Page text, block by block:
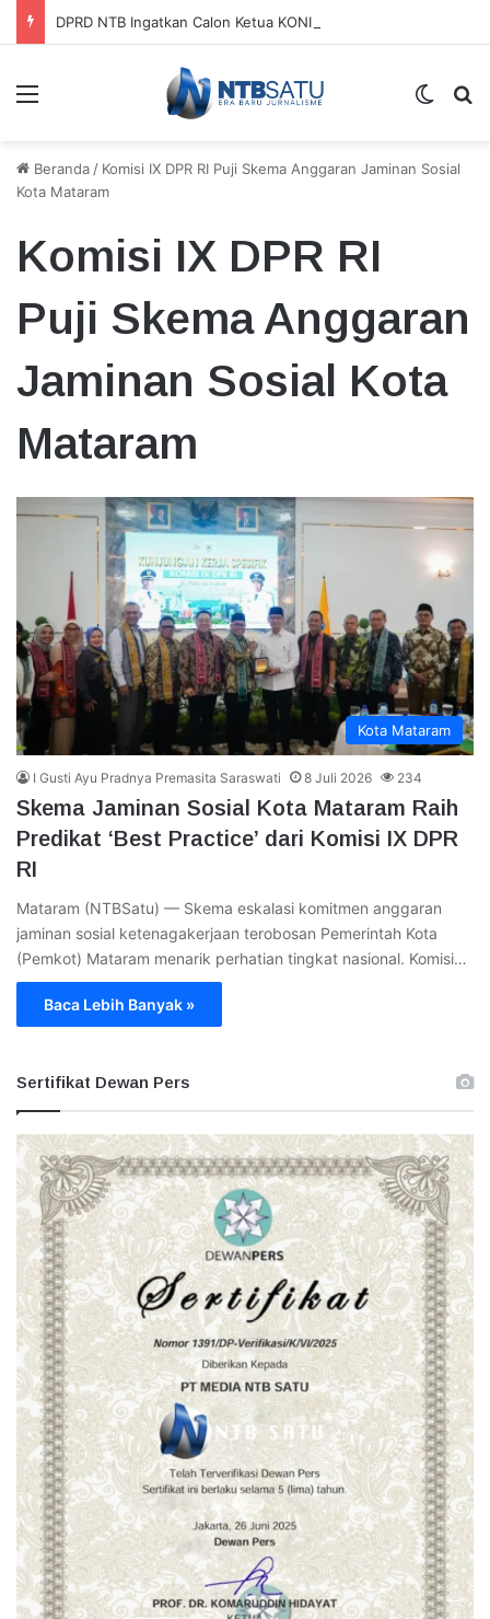
Menu
Beranda / Komisi IX DPR RI Puji Skema Anggaran Jaminan Sosial
Kota Mataram
Komisi IX DPR RI
Puji Skema Anggaran
Jaminan Sosial Kota
Mataram
Kota Mataram
I Gusti Ayu Pradnya Premasita Saraswati 8 Juli 2026 234
Skema Jaminan Sosial Kota Mataram Raih
Predikat ‘Best Practice’ dari Komisi IX DPR
RI
Mataram (NTBSatu) — Skema eskalasi komitmen anggaran
jaminan sosial ketenagakerjaan terobosan Pemerintah Kota
(Pemkot) Mataram menarik perhatian tingkat nasional. Komisi…
Baca Lebih Banyak »
Sertifikat Dewan Pers